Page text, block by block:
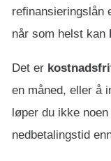
refinansieringslån
når som helst kan
Det er
en måned, eller å
løper du ikke
nedbetalingstid